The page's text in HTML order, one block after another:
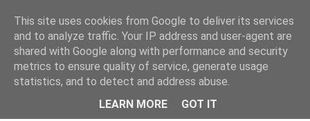
Crowdfunding FC2017 Helena Kendall
This site uses cookies from Google to deliver its services
and to analyze traffic. Your IP address and user-agent are
shared with Google along with performance and security
metrics to ensure quality of service, generate usage
statistics, and to detect and address abuse.
LEARN MORE
GOT IT